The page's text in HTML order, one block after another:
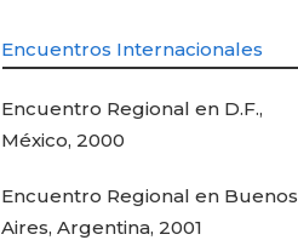
Encuentros Internacionales
Encuentro Regional en D.F.,
México, 2000
Encuentro Regional en Buenos
Aires, Argentina, 2001